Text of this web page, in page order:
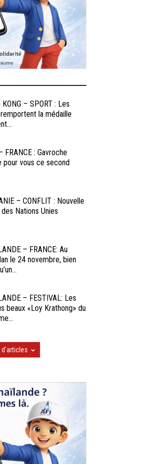
KONG – SPORT : Les
remportent la médaille
FRANCE : Gavroche
pour vous ce second
– CONFLIT : Nouvelle
Nations Unies
– FRANCE: Au
le 24 novembre, bien
– FESTIVAL: Les
beaux «Loy Krathong» du
d'articles